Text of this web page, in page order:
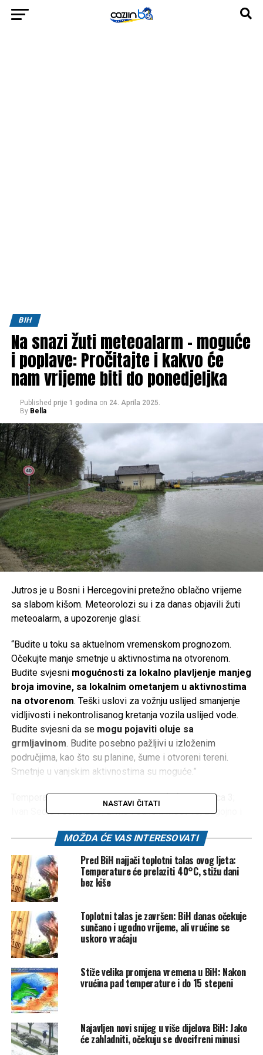
BIH
Na snazi žuti meteoalarm – moguće
i poplave: Pročitajte i kakvo će
nam vrijeme biti do ponedjeljka
Published prije 1 godina on 24. Aprila 2025.
By Bella
Jutros je u Bosni i Hercegovini pretežno oblačno vrijeme
sa slabom kišom. Meteorolozi su i za danas objavili žuti
meteoalarm, a upozorenje glasi:
“Budite u toku sa aktuelnom vremenskom prognozom.
Očekujte manje smetnje u aktivnostima na otvorenom.
Budite svjesni mogućnosti za lokalno plavljenje manjeg
broja imovine, sa lokalnim ometanjem u aktivnostima
na otvorenom. Teški uslovi za vožnju uslijed smanjenje
vidljivosti i nekontrolisanog kretanja vozila uslijed vode.
Budite svjesni da se mogu pojaviti oluje sa
grmljavinom. Budite posebno pažljivi u izloženim
područjima, kao što su planine, šume i otvoreni tereni.
Smetnje u vanjskim aktivnostima su moguće.”
Temperature zraka izmjerene u 8 sati (°C): Bjelašnica 3;
Ivan Sedlo i Sokolac 9; Livno i Sanski Most 10; Bugojno i
Zenica 13; Banja Luka, Brčko, Trebinje i Zvornik 14; Mostar
15°C.
Bioprognoza:
Biometeorološke prilike bit će relativno
nepovoljne, uz promjenjive i nestabilne vremenske uvjete.
Za osobe osjetljive na vremenske uvjete, poput
meteoropata, moguće su tegobe u obliku glavobolje,
smanjene koncentracije i opće slabosti. Hroničnim
bolesnicima savjetuje se izbjegavanje napora. Tokom dana,
uz oblačno vrijeme i padavine praćene grmljavinom, ne
preporučuje se boravak na otvorenom.
Danas u Bosni i Hercegovini
drugoj polovini dana širom zemlje su izgledni i jači lokalni
pljuskovi. Vjetar slab do umjerene jačine, u Bosni sjevernog
NASTAVI ČITATI
MOŽDA ĆE VAS INTERESOVATI
Pred BiH najjači toplotni talas ovog ljeta:
Temperature će prelaziti 40°C, stižu dani
bez kiše
Toplotni talas je završen: BiH danas očekuje
sunčano i ugodno vrijeme, ali vrućine se
uskoro vraćaju
Stiže velika promjena vremena u BiH: Nakon
vrućina pad temperature i do 15 stepeni
Najavljen novi snijeg u više dijelova BiH: Jako
će zahladniti, očekuju se dvocifreni minusi